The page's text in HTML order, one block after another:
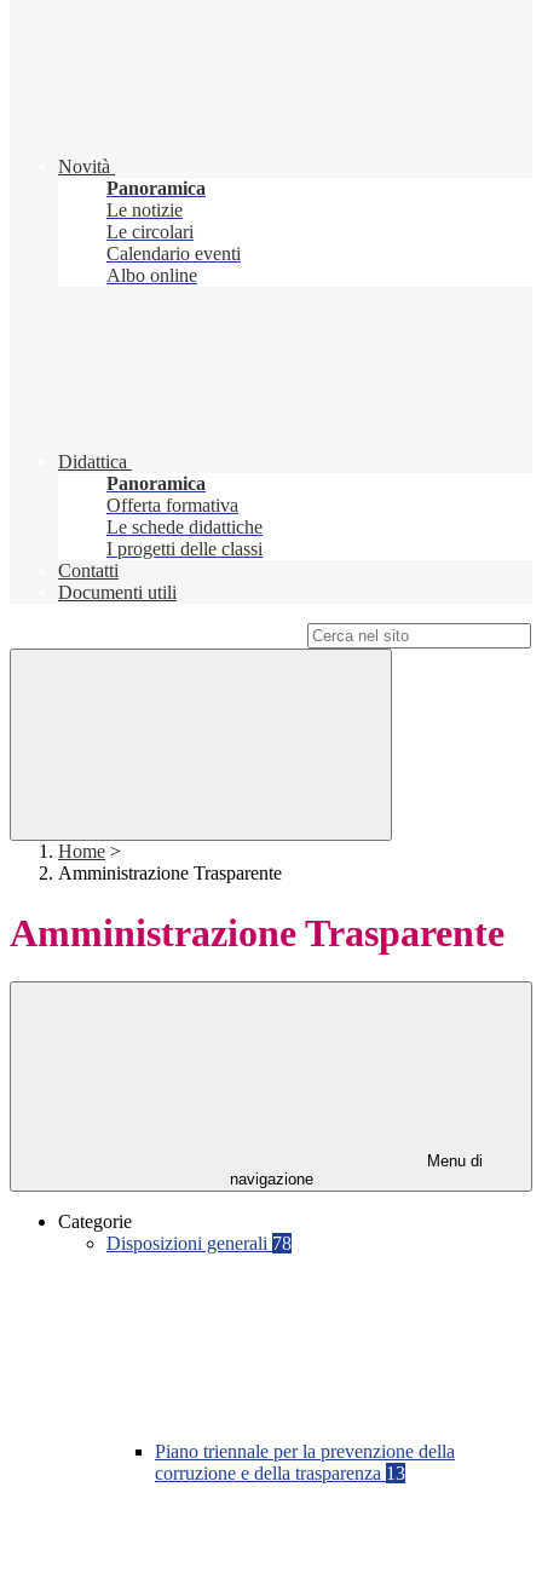
Novità
Panoramica
Le notizie
Le circolari
Calendario eventi
Albo online
Didattica
Panoramica
Offerta formativa
Le schede didattiche
I progetti delle classi
Contatti
Documenti utili
Home >
Amministrazione Trasparente
Amministrazione Trasparente
Menu di
navigazione
Categorie
Disposizioni generali 78
Piano triennale per la prevenzione della
corruzione e della trasparenza 13